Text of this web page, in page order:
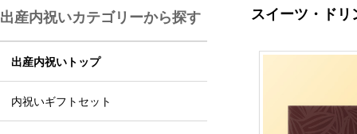
スイーツ・ドリ
出産内祝いカテゴリーから探す
出産内祝いトップ
内祝いギフトセット